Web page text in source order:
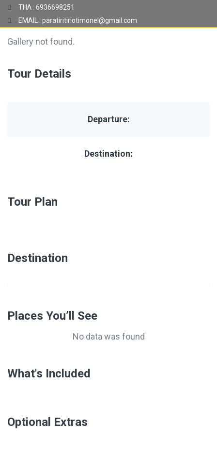
ΤΗΛ : 6936698251
EMAIL : paratiritiriotimonel@gmail.com
Gallery not found.
Tour Details
Departure:
Destination:
Tour Plan
Destination
Places You’ll See
No data was found
What's Included
Optional Extras​